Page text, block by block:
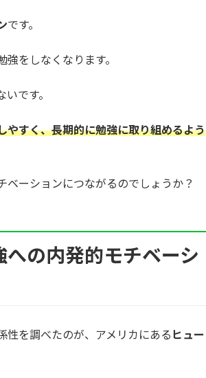
です。
をしなくなります。
です。
やすく、長期的に勉強に取り組めるよう
ーションにつながるのでしょうか？
の内発的モチベーシ
性を調べたのが、アメリカにある ヒュー